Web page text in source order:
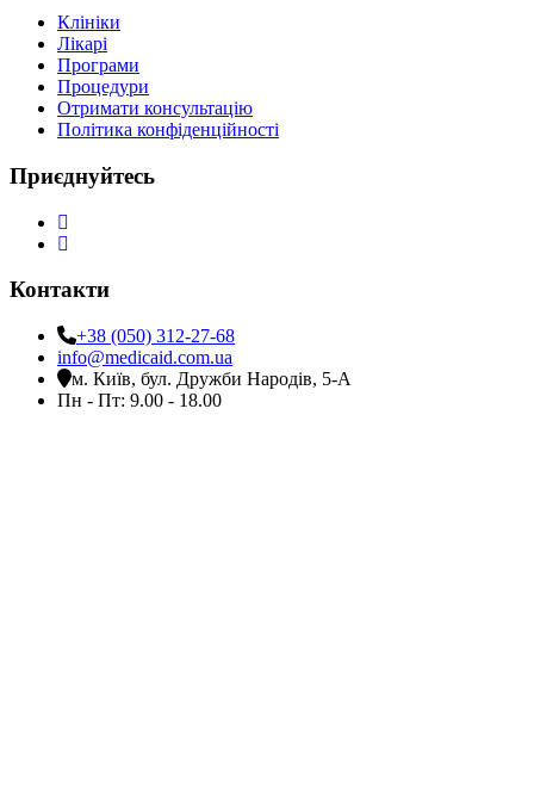
Клініки
Лікарі
Програми
Процедури
Отримати консультацію
Політика конфіденційності
Приєднуйтесь
Контакти
+38 (050) 312-27-68
info@medicaid.com.ua
м. Київ, бул. Дружби Народів, 5-А
Пн - Пт: 9.00 - 18.00